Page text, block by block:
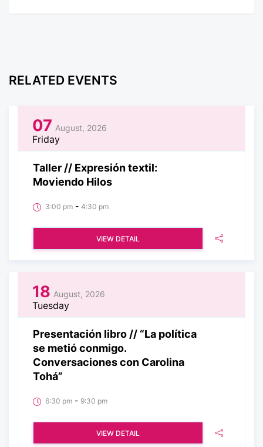
RELATED EVENTS
07 August, 2026
Friday
Taller // Expresión textil:
Moviendo Hilos
3:00 pm - 4:30 pm
VIEW DETAIL
18 August, 2026
Tuesday
Presentación libro // “La política
se metió conmigo.
Conversaciones con Carolina
Tohá”
6:30 pm - 9:30 pm
VIEW DETAIL